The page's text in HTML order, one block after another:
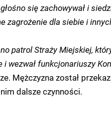
się zachowywał i
zagrożenie dla siebie i
patrol Straży Miejskiej,
i wezwał funkcjonariuszy
Mężczyzna został
dalsze czynności.